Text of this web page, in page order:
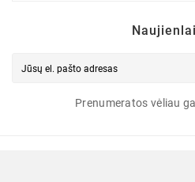
Prenumeratos vėliau